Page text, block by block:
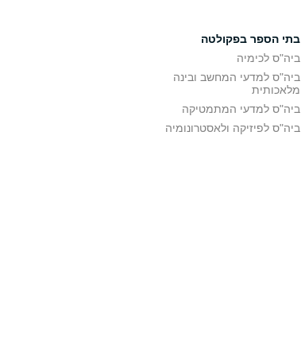
בתי הספר בפקולטה
ביה"ס לכימיה
ביה"ס למדעי המחשב ובינה
מלאכותית
ביה"ס למדעי המתמטיקה
ביה"ס לפיזיקה ולאסטרונומיה